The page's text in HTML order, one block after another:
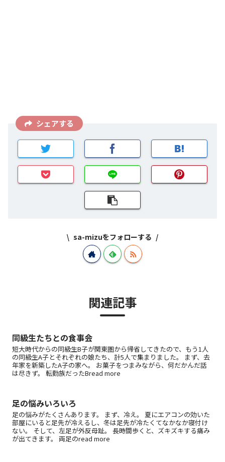
シェアする
sa-mizuをフォローする
関連記事
同級生たちとの食事会
短大時代からの同級生B子が関東圏から帰省してきたので、もう1人
の同級生A子とそれぞれの娘たち、計5人で集まりました。 まず、去
年家を新築したA子の家へ。 お菓子をつまみながら、何だかんだ話
は尽きず。 転勤族だったBread more
足の悩みいろいろ
足の悩みがたくさんあります。 まず、冷え。 夏にエアコンの効いた
部屋にいると足先が冷えるし、冬は足先が冷たくてなかなか寝付け
ない。 そして、左足が外反母趾。 長時間歩くと、ズキズキする痛み
が出てきます。 両足のread more